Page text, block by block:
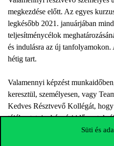
Süti és
megkezdése előtt. Az egyes
legkésőbb 2021. januárjában
teljesítménycélok
és indulásra az új
hétig tart.
Valamennyi képzést
keresztül, személyesen, vagy
Kedves Résztvevő Kollégát,
tájékoztatni a képzési
az egyetemi honlapon is